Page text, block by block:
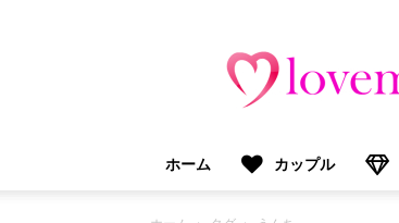
モ）：
プ
ホーム カップル